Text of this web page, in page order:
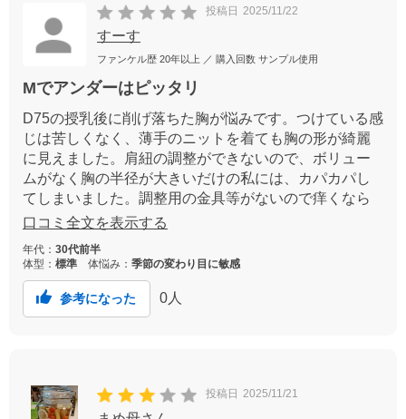
投稿日 2025/11/22
すーす
ファンケル歴 20年以上 ／ 購入回数 サンプル使用
Mでアンダーはピッタリ
D75の授乳後に削げ落ちた胸が悩みです。つけている感
じは苦しくなく、薄手のニットを着ても胸の形が綺麗
に見えました。肩紐の調整ができないので、ボリュー
ムがなく胸の半径が大きいだけの私には、カパカパし
てしまいました。調整用の金具等がないので痒くなら
ずによかったです。他のノンワイヤーのブラジャーを
ました。ボリューミーな胸を気にする方におすすめだ
と思います。
口コミ全文を表示する
年代： 30代前半
体型： 標準 体悩み： 季節の変わり目に敏感
参考になった 0 人
投稿日 2025/11/21